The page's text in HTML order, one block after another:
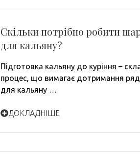
Скільки потрібно робити
для кальяну?
Підготовка кальяну до куріння –
процес, що вимагає дотримання
для кальяну …
ДОКЛАДНІШЕ